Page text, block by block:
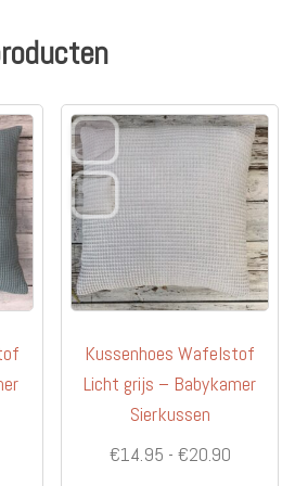
optie
gekozen
worden
op
de
productpagina
Kussenhoes Wafelstof
Licht grijs – Babykamer
Sierkussen
€14.95 - €20.90